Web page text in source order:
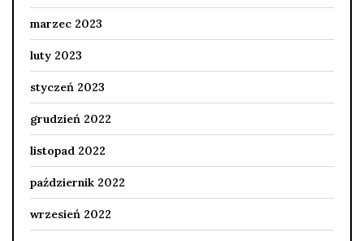
marzec 2023
luty 2023
styczeń 2023
grudzień 2022
listopad 2022
październik 2022
wrzesień 2022